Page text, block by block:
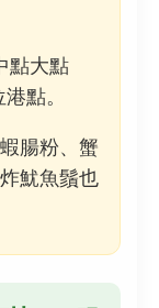
點大點
點。
腸粉、蟹
魷魚鬚也